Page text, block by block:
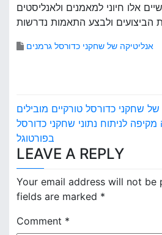
אלו חיוני למאמנים ולאנליסטים
אנליטיקה של שחקני כדורסל גרמנים
P
o
s
t
n
a
של שחקני כדורסל טורקיים מובילים
לניתוח נתוני שחקני כדורסל
בפורטוגל
LEAVE A REPLY
Your email address will not be
fields are marked *
Comment *